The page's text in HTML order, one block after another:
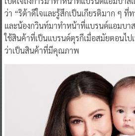
ว่า “ริต้าดีใจและรู้สึกเป็นเกียรติมาก ๆ ที่
และน้องกวินท์มาทำหน้าที่แบรนด์แอมบาส
ใช้สินค้าที่เป็นแบรนด์ตุรกีเมื่อสมัยตอนไ
ว่าเป็นสินค้าที่มีคุณภาพ